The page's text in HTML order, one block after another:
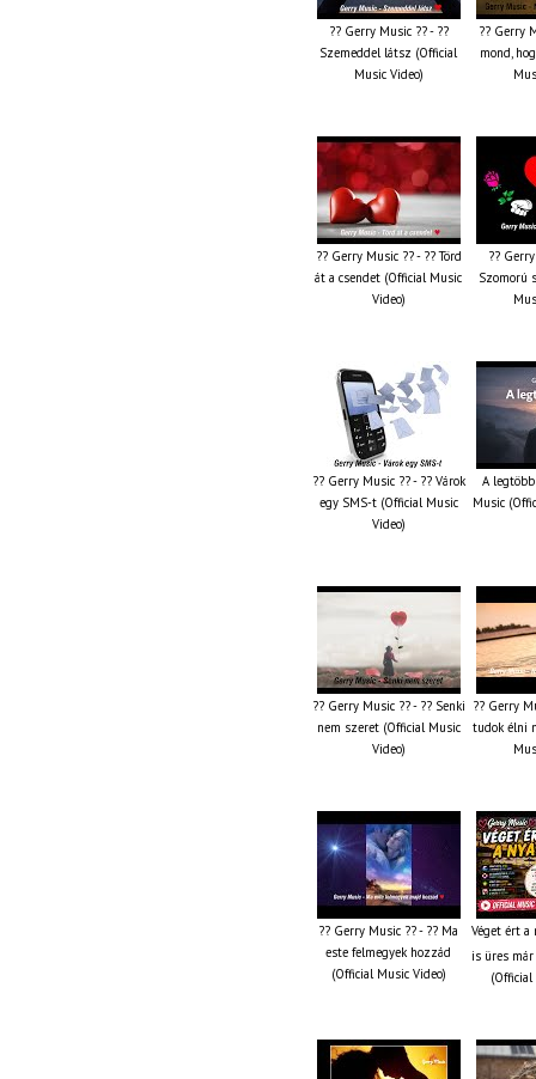
?? Gerry Music ?? - ??
Szemeddel látsz (Official
Music Video)
?? Gerry
mond,
?? Gerry Music ?? - ?? Törd
át a csendet (Official Music
Video)
??
Szomorú
?? Gerry Music ?? - ?? Várok
egy SMS-t (Official Music
Video)
A
Music
?? Gerry Music ?? - ?? Senki
nem szeret (Official Music
Video)
?? Gerry
tudok élni
?? Gerry Music ?? - ?? Ma
este felmegyek hozzád
(Official Music Video)
Véget ért
is üres
(Official